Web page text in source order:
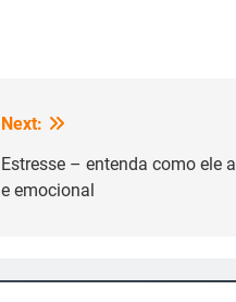
Next:
Estresse – entenda como ele
e emocional